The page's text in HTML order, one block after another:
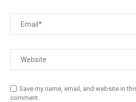
Save my name, email, and website in
comment.